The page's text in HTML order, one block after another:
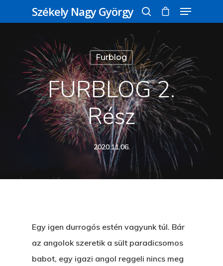
Üss egy entert a kereséshez, vagy nyomd
meg az ESC gombot a bezáráshoz
Székely Nagy György
Furblog
FURBLOG 2.
Rész
2020.11.06.
Egy igen durrogós estén vagyunk túl. Bár
az angolok szeretik a sült paradicsomos
babot, egy igazi angol reggeli nincs meg